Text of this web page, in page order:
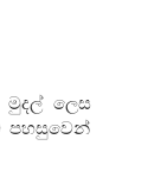
මුදල් ලෙස
පහසුවෙන්